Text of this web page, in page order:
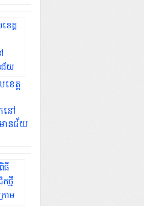
េត្ត
នៅ
ានជ័យ